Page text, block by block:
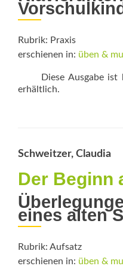
Rubrik: Praxis
erschienen in: üben &
Diese Ausgabe ist
erhältlich.
Schweitzer, Claudia
Der Beginn
eines alten
Rubrik: Aufsatz
erschienen in: üben &